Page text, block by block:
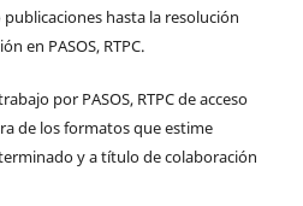
hasta la resolución
en PASOS, RTPC.
por PASOS, RTPC de acceso
de los formatos que estime
y a título de colaboración